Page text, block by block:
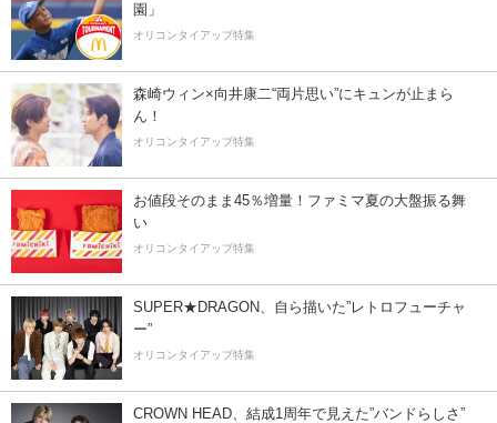
園」
オリコンタイアップ特集
森崎ウィン×向井康二“両片思い”にキュンが止まら
ん！
オリコンタイアップ特集
お値段そのまま45％増量！ファミマ夏の大盤振る舞
い
オリコンタイアップ特集
SUPER★DRAGON、自ら描いた”レトロフューチャ
ー”
オリコンタイアップ特集
CROWN HEAD、結成1周年で見えた”バンドらしさ”